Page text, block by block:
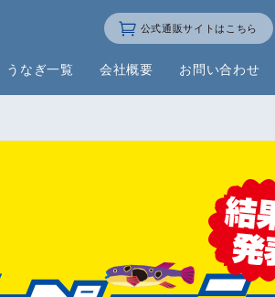
公式通販サイトはこちら
うなぎ一覧 会社概要 お問い合わせ